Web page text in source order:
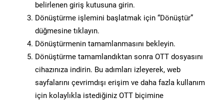
belirlenen giriş kutusuna girin.
Dönüştürme işlemini başlatmak için “Dönüştür”
düğmesine tıklayın.
Dönüştürmenin tamamlanmasını bekleyin.
Dönüştürme tamamlandıktan sonra OTT dosyasını
cihazınıza indirin. Bu adımları izleyerek, web
sayfalarını çevrimdışı erişim ve daha fazla kullanım
için kolaylıkla istediğiniz OTT biçimine